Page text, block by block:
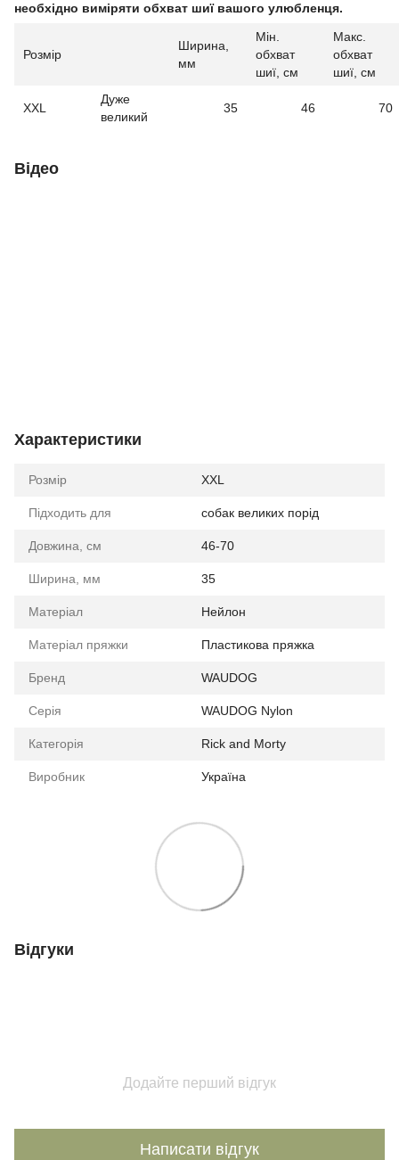
необхідно виміряти обхват шиї вашого улюбленця.
Розмір
Ширина,
мм
Мін.
обхват
шиї, см
Макс.
обхват
шиї, см
XXL
Дуже
великий
35 46 70
Відео
Характеристики
Розмір XXL
Підходить для собак великих порід
Довжина, см 46-70
Ширина, мм 35
Матеріал Нейлон
Матеріал пряжки Пластикова пряжка
Бренд WAUDOG
Серія WAUDOG Nylon
Категорія Rick and Morty
Виробник Україна
Відгуки
Додайте перший відгук
Написати відгук